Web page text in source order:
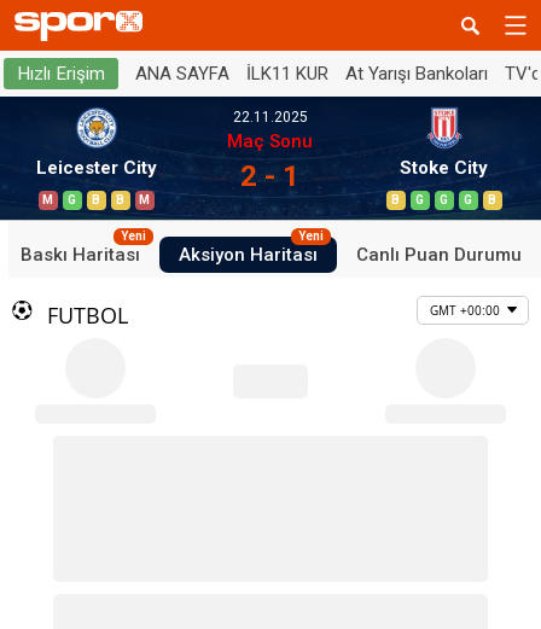
Hızlı Erişim ANA SAYFA İLK11 KUR At Yarışı Bankoları
Leicester City
M G B B M
22.11.2025
Maç Sonu
2 - 1 Stoke City
B G G G B
Baskı Haritası
Yeni
Aksiyon Haritası
Yeni
Canlı Puan Durumu
FUTBOL GMT +00:00